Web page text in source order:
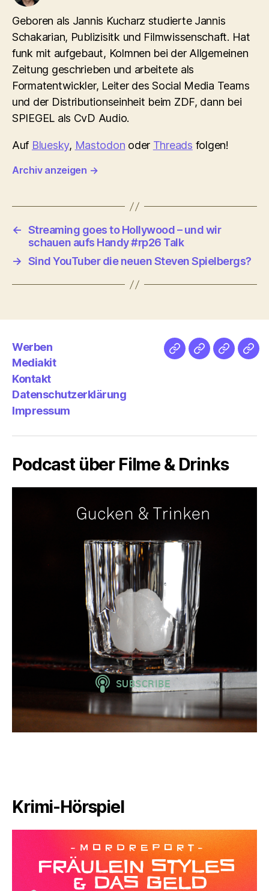
Geboren als Jannis Kucharz studierte Jannis
Schakarian, Publizisitk und Filmwissenschaft. Hat
funk mit aufgebaut, Kolmnen bei der Allgemeinen
Zeitung geschrieben und arbeitete als
Formatentwickler, Leiter des Social Media Teams
und der Distributionseinheit beim ZDF, dann bei
SPIEGEL als CvD Audio.
Auf Bluesky, Mastodon oder Threads folgen!
Archiv anzeigen →
← Streaming goes to Hollywood – und wir
schauen aufs Handy #rp26 Talk
→ Sind YouTuber die neuen Steven Spielbergs?
Werben
Mediakit
Kontakt
Datenschutzerklärung
Impressum
NetzMedien
Podcast über Filme & Drinks
Krimi-Hörspiel